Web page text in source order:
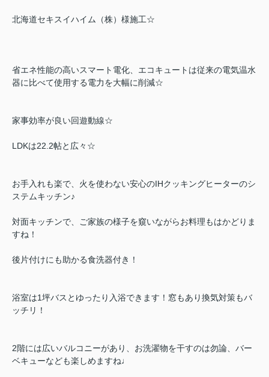
北海道セキスイハイム（株）様施工☆
省エネ性能の高いスマート電化、エコキュートは従来の電気温水
器に比べて使用する電力を大幅に削減☆
家事効率が良い回遊動線☆
LDKは22.2帖と広々☆
お手入れも楽で、火を使わない安心のIHクッキングヒーターのシ
ステムキッチン♪
対面キッチンで、ご家族の様子を窺いながらお料理もはかどりま
すね！
後片付けにも助かる食洗器付き！
浴室は1坪バスとゆったり入浴できます！窓もあり換気対策もバ
ッチリ！
2階には広いバルコニーがあり、お洗濯物を干すのは勿論、バー
ベキューなども楽しめますね♩